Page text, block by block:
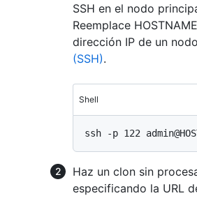
SSH en el nodo
Reemplace
dirección IP de un
(SSH).
Shell
Haz un clon sin
especificando la URL